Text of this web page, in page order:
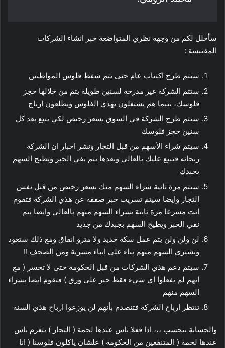
سأحلل لكم من وجهة نظري المتواضعة خبر انشاء الشركات
المقتبسة :
سيتم طرح اكتتاب عام حتى يتم شفط فلوس المواطنين
ستتم الشركة غير مدرجة لسنين طويلة يتم من خلالها حجز
فلوسك، بينما هم يشتغلون بهذي الفلوس ويطلعون ارباح
سيتم طرح الشركة في السوق بسعر رخيص لكي تبيع بعد كل
سنين حجز فلوسك
سيتم شراء الأسهم من قبل التجار ونشر اخبار ان الشركة
ربحانه فتبيع عليك بالعالي وبعدها يتم نفي الخبر ويطيح السهم
بجبدك
سيتم مرة ثانية شراء السهم منك بسعر رخيص من قبل نفس
التجار وايضا سيتم تسريب خبر صفقة عن هذي الشركة فتقوم
انت مسرعا مرة ثانية بشراء السهم منهم بالعالي وايضا يتم
نفي الخبر ويطيح السهم بجبدك من جديد
لن ولن ولن يتم عمل سكة حديد ولا مترو انفاق ومع ذلك ستعود
وتشتري السهم منهم بناء على انباء مسربة ومن الصحف !!
سيتم دعم هذي الشركات من قبل الحكومة حتى لا تخسر ( مع
انهم لم يفعلوا اي شيء فقط حبر على ورق ) فتقوم ايضا بشراء
السهم منهم
تنتظر ارباح الشركة فتنصدم بأنهم لن يوزعوا ارباح هذي السنة
والحسابة بتحسب ،،، اذا فعلا ناس عندها لحمة ( التجار ) بتعزم ناس
عندها لحمة ( المتنفعين من الحكومة ) علشان ياكلون فلوسنا ( انا